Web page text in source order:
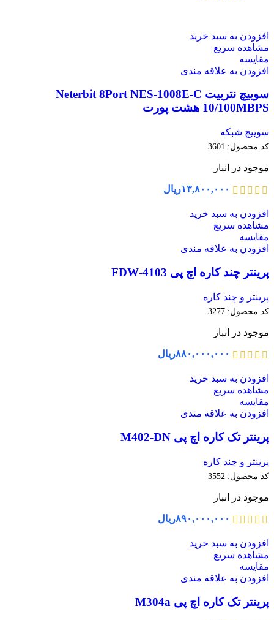
افزودن به سبد خرید
مشاهده سریع
مقایسه
افزودن به علاقه مندی
سوییچ نتربیت Neterbit 8Port NES-1008E-C
10/100MBPS هشت پورت
سوییچ شبکه
کد محصول: 3601
موجود در انبار
۱۳,۸۰۰,۰۰۰ریال
افزودن به سبد خرید
مشاهده سریع
مقایسه
افزودن به علاقه مندی
پرینتر چند کاره اچ پی 4103-FDW
پرینتر و چند کاره
کد محصول: 3277
موجود در انبار
۸۸۰,۰۰۰,۰۰۰ریال
افزودن به سبد خرید
مشاهده سریع
مقایسه
افزودن به علاقه مندی
پرینتر تک کاره اچ پی M402-DN
پرینتر و چند کاره
کد محصول: 3552
موجود در انبار
۸۹۰,۰۰۰,۰۰۰ریال
افزودن به سبد خرید
مشاهده سریع
مقایسه
افزودن به علاقه مندی
پرینتر تک کاره اچ پی M304a